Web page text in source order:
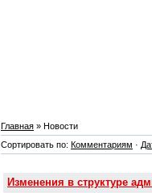
Главная » Новости
Сортировать по: Комментариям ·
Изменения в структуре